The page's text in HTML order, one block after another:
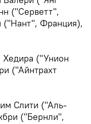
("Серветт",
("Нант", Франция),
("Унион
("Айнтрахт
Слити ("Аль-
("Бернли",